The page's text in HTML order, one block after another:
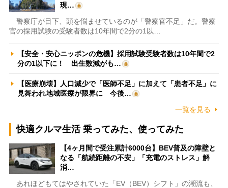
現…
警察庁が目下、頭を悩ませているのが「警察官不足」だ。警察
官の採用試験の受験者数は10年間で2分の1以…
【安全・安心ニッポンの危機】採用試験受験者数は10年間で2
分の1以下に！ 出生数減がも…
【医療崩壊】人口減少で「医師不足」に加えて「患者不足」に
見舞われ地域医療が限界に 今後…
一覧を見る
快適クルマ生活 乗ってみた、使ってみた
【4ヶ月間で受注累計6000台】BEV普及の障壁と
なる「航続距離の不安」「充電のストレス」解
消…
あれほどもてはやされていた「EV（BEV）シフト」の潮流も、